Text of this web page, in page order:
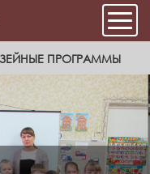
ПРОГРАММЫ